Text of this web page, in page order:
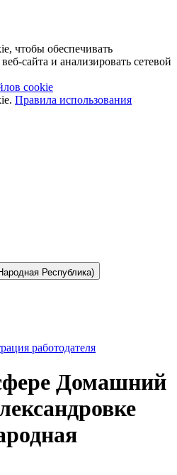
чтобы обеспечивать
сайта и анализировать сетевой
cookie
Правила использования
Республика)
работодателя
Домашний